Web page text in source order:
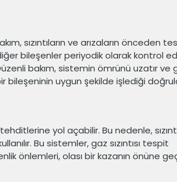
sızıntıların ve arızaların önceden
bileşenler periyodik olarak kontrol
bakım, sistemin ömrünü uzatır ve
bileşeninin uygun şekilde işlediği
yol açabilir. Bu nedenle,
Bu sistemler, gaz sızıntısı tespit
önlemleri, olası bir kazanın önüne